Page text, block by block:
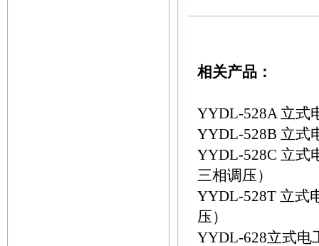
相关产品：
YYDL-528A 立式
YYDL-528B 立式
YYDL-528C 立式
三相调压）
YYDL-528T 立式
压）
YYDL-628立式电